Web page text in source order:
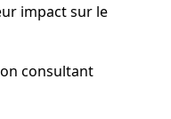
impact sur le
consultant